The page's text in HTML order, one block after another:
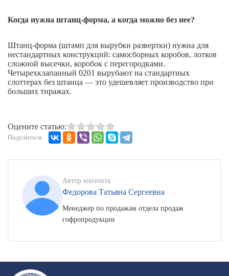
Когда нужна штанц-форма, а когда можно без нее?
Штанц-форма (штамп для вырубки развертки) нужна для
нестандартных конструкций: самосборных коробов, лотков
сложной высечки, коробок с перегородками.
Четырехклапанный 0201 вырубают на стандартных
слоттерах без штанца — это удешевляет производство при
больших тиражах.
Оцените статью:
Поделиться:
Автор контента
Федорова Татьяна Сергеевна
Менеджер по продажам отдела продаж
гофропродукции